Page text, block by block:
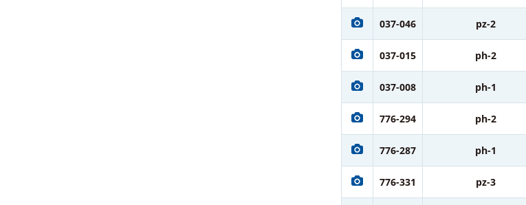
037-046 pz-2
037-015 ph-2
037-008 ph-1
776-294 ph-2
776-287 ph-1
776-331 pz-3